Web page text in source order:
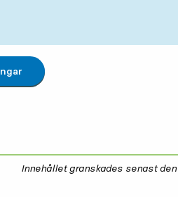
Innehållet granskades senast den